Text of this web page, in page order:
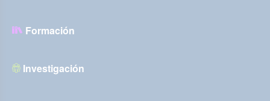
Formación
Investigación